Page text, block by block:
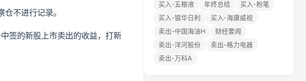
不进行记录。
签的新股上市卖出的收益，打新
买入-五粮液
年终总结
买入-粉笔
买入-银华日利
买入-海康威视
卖出-中国海油H
财经要闻
卖出-洋河股份
卖出-格力电器
卖出-万科A